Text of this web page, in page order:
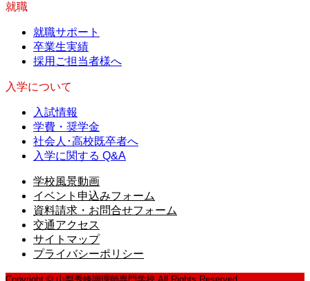
就職
就職サポート
卒業生実績
採用ご担当者様へ
入学について
入試情報
学費・奨学金
社会人･高校既卒者へ
入学に関する Q&A
学校風景動画
イベント申込みフォーム
資料請求・お問合せフォーム
交通アクセス
サイトマップ
プライバシーポリシー